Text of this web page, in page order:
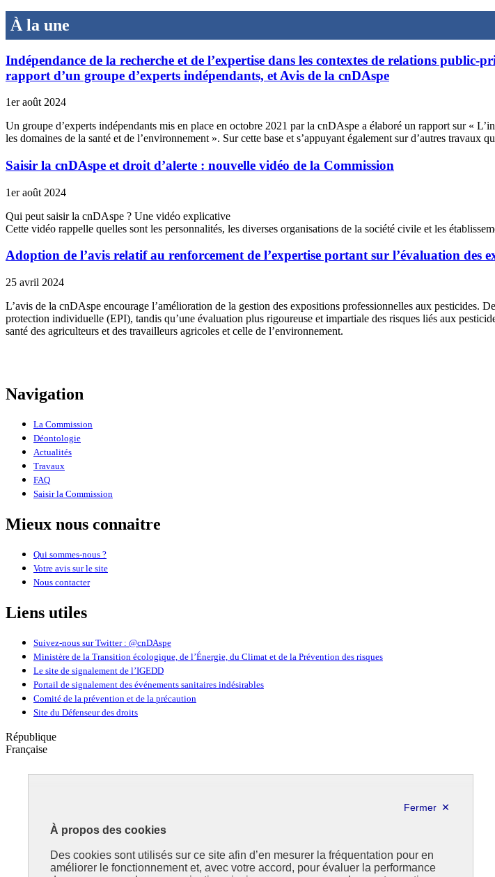
À la une
Indépendance de la recherche et de l’expertise dans les contextes de relations
rapport d’un groupe d’experts indépendants, et Avis de la cnDAspe
1er août 2024
Un groupe d’experts indépendants mis en place en octobre 2021 par la cnDAspe a élaboré un rapport sur «
les domaines de la santé et de l’environnement ». Sur cette base et s’appuyant également sur d’autres
Saisir la cnDAspe et droit d’alerte : nouvelle vidéo de la Commission
1er août 2024
Qui peut saisir la cnDAspe ? Une vidéo explicative
Cette vidéo rappelle quelles sont les personnalités, les diverses organisations de la société civile et les
Adoption de l’avis relatif au renforcement de l’expertise portant sur l’évaluation des
25 avril 2024
L’avis de la cnDAspe encourage l’amélioration de la gestion des expositions professionnelles aux pesticides.
protection individuelle (EPI), tandis qu’une évaluation plus rigoureuse et impartiale des risques liés aux
santé des agriculteurs et des travailleurs agricoles et celle de l’environnement.
Navigation
La Commission
Déontologie
Actualités
Travaux
FAQ
Saisir la Commission
Mieux nous connaitre
Qui sommes-nous ?
Votre avis sur le site
Nous contacter
Liens utiles
Suivez-nous sur Twitter : @cnDAspe
Ministère de la Transition écologique, de l’Énergie, du Climat et de la Prévention des risques
Le site de signalement de l’IGEDD
Portail de signalement des événements sanitaires indésirables
Comité de la prévention et de la précaution
Site du Défenseur des droits
République
Française
et Alertes
en santé publique
À propos des cookies
Des cookies sont utilisés sur ce site afin d’en mesurer la fréquentation pour en
améliorer le fonctionnement et, avec votre accord, pour évaluer la performance